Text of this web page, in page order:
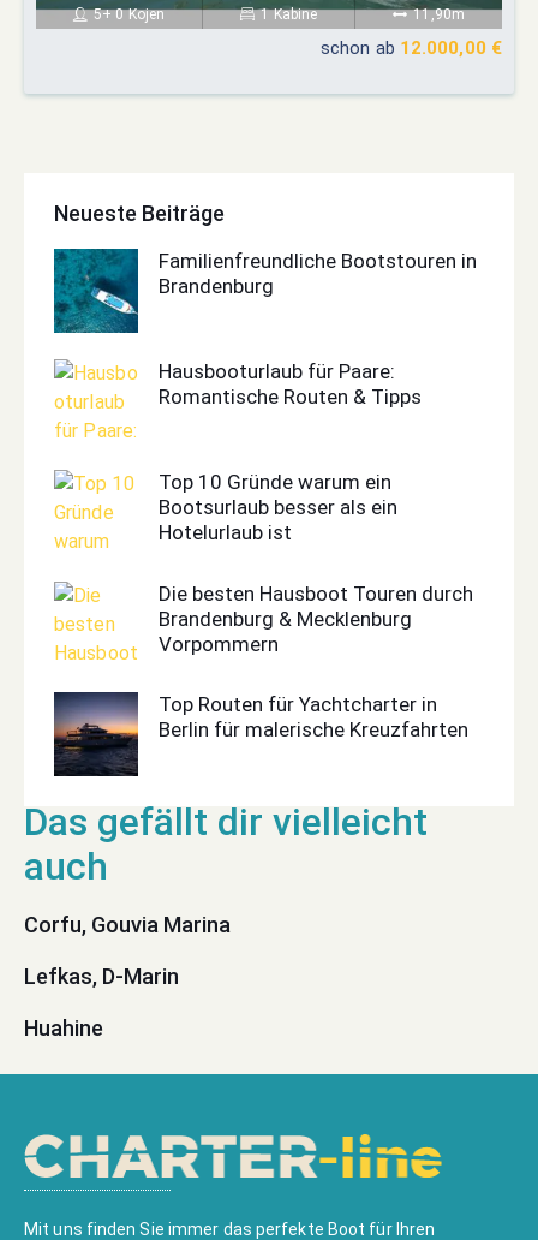
5+ 0 Kojen 1 Kabine 11,90m
schon ab 12.000,00 €
Neueste Beiträge
Familienfreundliche Bootstouren in
Brandenburg
Hausbooturlaub für Paare:
Romantische Routen & Tipps
Top 10 Gründe warum ein
Bootsurlaub besser als ein
Hotelurlaub ist
Die besten Hausboot Touren durch
Brandenburg & Mecklenburg
Vorpommern
Top Routen für Yachtcharter in
Berlin für malerische Kreuzfahrten
Corfu, Gouvia Marina
Lefkas, D-Marin
Huahine
Mit uns finden Sie immer das perfekte Boot für Ihren